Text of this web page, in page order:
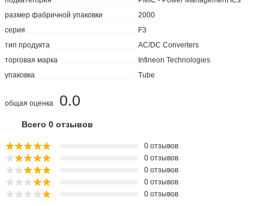
размер фабричной упаковки
2000
серия
F3
тип продукта
AC/DC Converters
торговая марка
Infineon Technologies
упаковка
Tube
0.0
общая оценка
Всего 0 отзывов
0 отзывов
0 отзывов
0 отзывов
0 отзывов
0 отзывов